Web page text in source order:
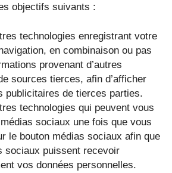
objectifs suivants :
technologies enregistrant votre
en combinaison ou pas
provenant d’autres
sources tierces, afin d’afficher
publicitaires de tierces parties.
technologies qui peuvent vous
sociaux une fois que vous
le bouton médias sociaux afin que
sociaux puissent recevoir
vos données personnelles.